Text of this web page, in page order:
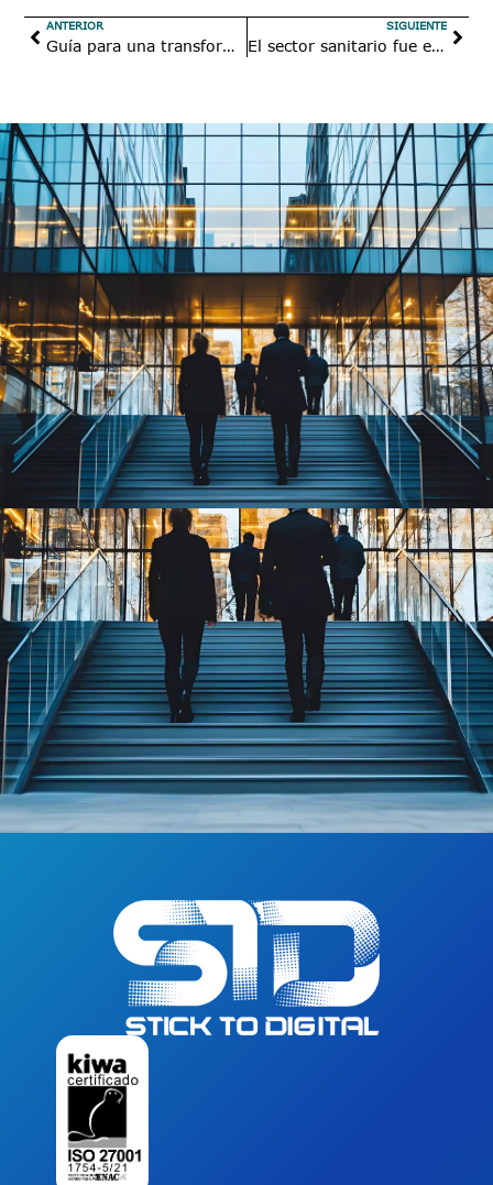
ANTERIOR
Guía para una transformación digital en la administración pública eficiente
SIGUIENTE
El sector sanitario fue el más atacado en 2024 en Estados Unidos